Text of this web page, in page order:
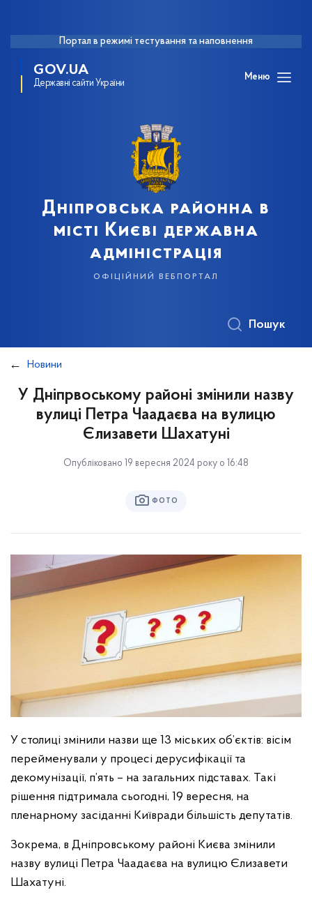
Портал в режимі тестування та наповнення
GOV.UA
Державні сайти України
Меню
Дніпровська районна в
місті Києві державна
адміністрація
офіційний вебпортал
Пошук
Новини
У Дніпрвоському районі змінили назву
вулиці Петра Чаадаєва на вулицю
Єлизавети Шахатуні
Опубліковано 19 вересня 2024 року о 16:48
ФОТО
У столиці змінили назви ще 13 міських об’єктів: вісім
перейменували у процесі дерусифікації та
декомунізації, п’ять – на загальних підставах. Такі
рішення підтримала сьогодні, 19 вересня, на
пленарному засіданні Київради більшість депутатів.
Зокрема, в Дніпровському районі Києва змінили
назву вулиці Петра Чаадаєва на вулицю Єлизавети
Шахатуні.